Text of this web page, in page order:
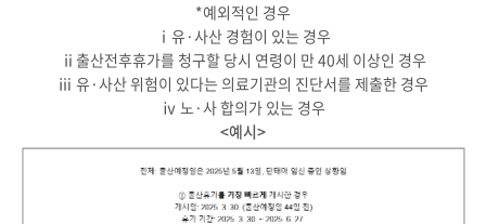
*예외적인 경우
ⅰ유·사산 경험이 있는 경우
ⅱ출산전후휴가를 청구할 당시 연령이 만 40세 이상인 경우
ⅲ 유·사산 위험이 있다는 의료기관의 진단서를 제출한 경우
ⅳ 노·사 합의가 있는 경우
<예시>